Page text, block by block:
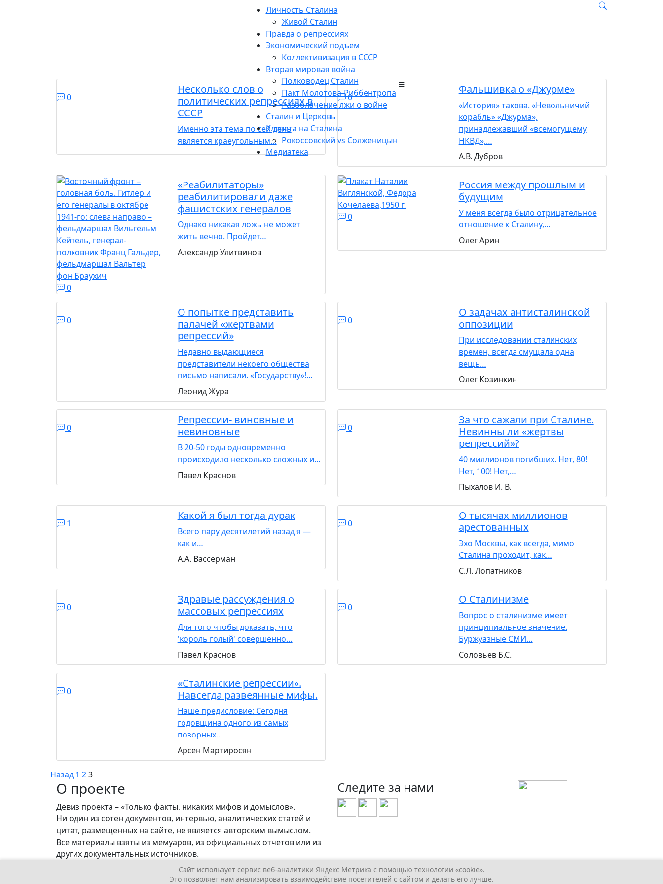
Личность Сталина
Живой Сталин
Правда о репрессиях
Экономический подъем
Коллективизация в СССР
Вторая мировая война
Полководец Сталин
Пакт Молотова-Риббентропа
Разоблачение лжи о войне
Сталин и Церковь
Клевета на Сталина
Рокоссовский vs Солженицын
Медиатека
0
Несколько слов о
политических репрессиях в
СССР
Именно эта тема по сей день
является краеугольным…
0
Фальшивка о «Джурме»
«История» такова. «Невольничий
корабль» «Джурма»,
принадлежавший «всемогущему
НКВД»,…
А.В. Дубров
0
«Реабилитаторы»
реабилитировали даже
фашистских генералов
Однако никакая ложь не может
жить вечно. Пройдет…
Александр Улитвинов
0
Россия между прошлым и
будущим
У меня всегда было отрицательное
отношение к Сталину,…
Олег Арин
0
О попытке представить
палачей «жертвами
репрессий»
Недавно выдающиеся
представители некоего общества
письмо написали. «Государству»!…
Леонид Жура
0
О задачах антисталинской
оппозиции
При исследовании сталинских
времен, всегда смущала одна
вещь…
Олег Козинкин
0
Репрессии- виновные и
невиновные
В 20-50 годы одновременно
происходило несколько сложных и…
Павел Краснов
0
За что сажали при Сталине.
Невинны ли «жертвы
репрессий»?
40 миллионов погибших. Нет, 80!
Нет, 100! Нет,…
Пыхалов И. В.
1
Какой я был тогда дурак
Всего пару десятилетий назад я —
как и…
А.А. Вассерман
0
О тысячах миллионов
арестованных
Эхо Москвы, как всегда, мимо
Сталина проходит, как…
С.Л. Лопатников
0
Здравые рассуждения о
массовых репрессиях
Для того чтобы доказать, что
'король голый' совершенно…
Павел Краснов
0
О Сталинизме
Вопрос о сталинизме имеет
принципиальное значение.
Буржуазные СМИ…
Соловьев Б.С.
0
«Сталинские репрессии».
Навсегда развеянные мифы.
Наше предисловие: Сегодня
годовщина одного из самых
позорных…
Арсен Мартиросян
Пагинация
записей
Назад 1 23
О проекте
Девиз проекта – «Только факты, никаких мифов и домыслов».
Ни один из сотен документов, интервью, аналитических статей и
цитат, размещенных на сайте, не является авторским вымыслом.
Все материалы взяты из мемуаров, из официальных отчетов или из
других документальных источников.
Следите за нами
Сайт использует сервис веб-аналитики Яндекс Метрика с помощью технологии «cookie».
Это позволяет нам анализировать взаимодействие посетителей с сайтом и делать его лучше.